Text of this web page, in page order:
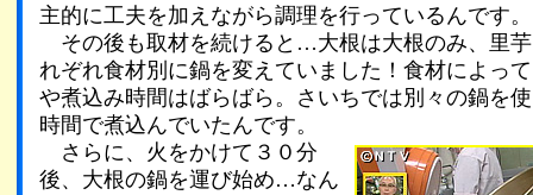
主的に工夫を加えながら調理を行っているんです。
その後も取材を続けると…大根は大根のみ、里
れぞれ食材別に鍋を変えていました！食材によっ
や煮込み時間はばらばら。さいちでは別々の鍋を
時間で煮込んでいたんです。
さらに、火をかけて３０分
後、大根の鍋を運び始め…なん